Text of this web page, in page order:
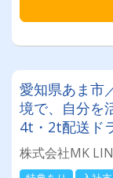
愛知県あま市
境で、自分を
4t・2t配送ド
働ける職場で
株式会社MK